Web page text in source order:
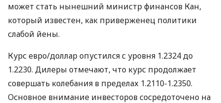
может стать нынешний министр финансов Кан,
который известен, как приверженец политики
слабой йены.
Курс евро/доллар опустился с уровня 1.2324 до
1.2230. Дилеры отмечают, что курс продолжает
совершать колебания в пределах 1.2110-1.2350.
Основное внимание инвесторов сосредоточено на